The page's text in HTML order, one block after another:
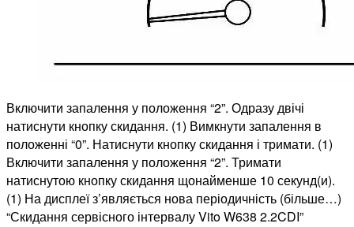
Включити запалення у положення “2”. Одразу двічі
натиснути кнопку скидання. (1) Вимкнути запалення в
положенні “0”. Натиснути кнопку скидання і тримати. (1)
Включити запалення у положення “2”. Тримати
натиснутою кнопку скидання щонайменше 10 секунд(и).
(1) На дисплеї з’являється нова періодичність (більше…)
“Скидання сервісного інтервалу Vito W638 2.2CDI”